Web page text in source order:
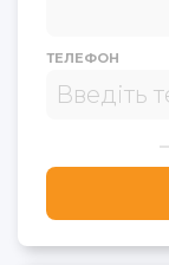
ТЕЛЕФОН